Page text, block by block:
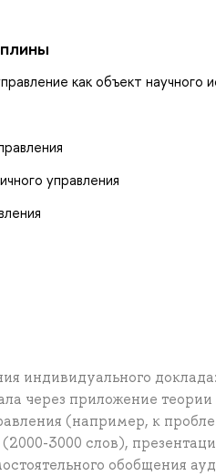
как объект научного
управления
индивидуального
через приложение
(например, к
3000 слов),
обобщения